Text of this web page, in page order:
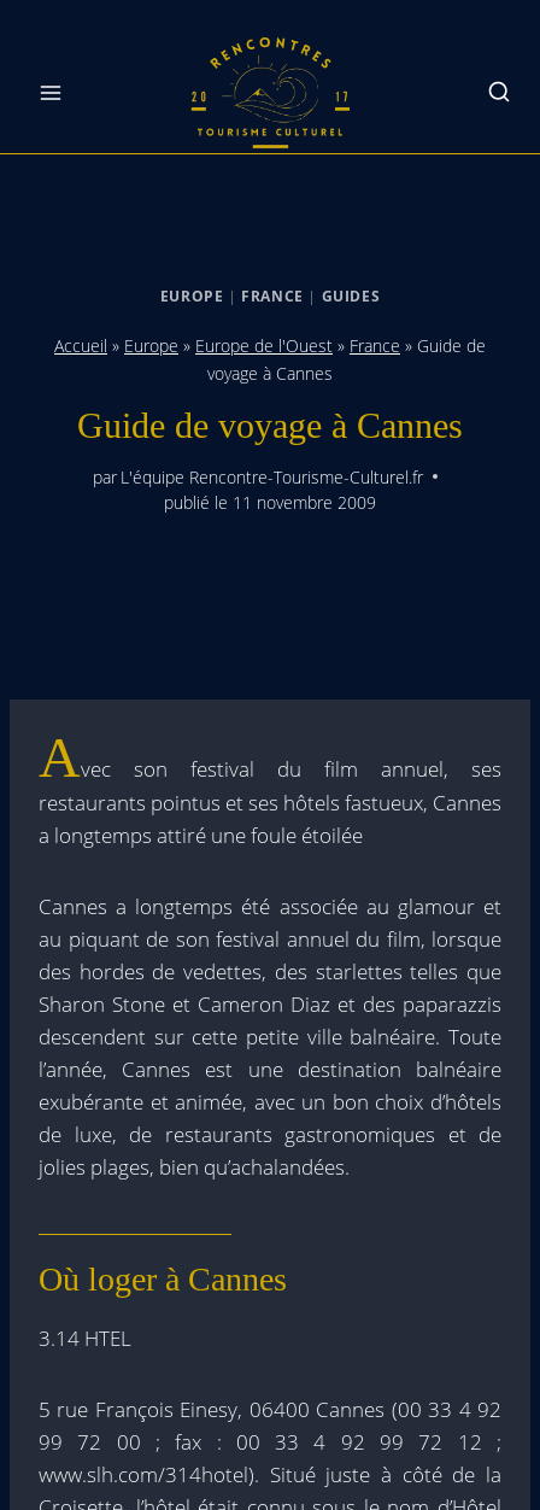
EUROPE | FRANCE | GUIDES
Accueil » Europe » Europe de l'Ouest » France » Guide de
voyage à Cannes
Guide de voyage à Cannes
par L'équipe Rencontre-Tourisme-Culturel.fr
publié le 11 novembre 2009
Avec son festival du film annuel, ses
restaurants pointus et ses hôtels fastueux, Cannes
a longtemps attiré une foule étoilée
Cannes a longtemps été associée au glamour et
au piquant de son festival annuel du film, lorsque
des hordes de vedettes, des starlettes telles que
Sharon Stone et Cameron Diaz et des paparazzis
descendent sur cette petite ville balnéaire. Toute
l’année, Cannes est une destination balnéaire
exubérante et animée, avec un bon choix d’hôtels
de luxe, de restaurants gastronomiques et de
jolies plages, bien qu’achalandées.
Où loger à Cannes
3.14 HTEL
5 rue François Einesy, 06400 Cannes (00 33 4 92
99 72 00 ; fax : 00 33 4 92 99 72 12 ;
www.slh.com/314hotel). Situé juste à côté de la